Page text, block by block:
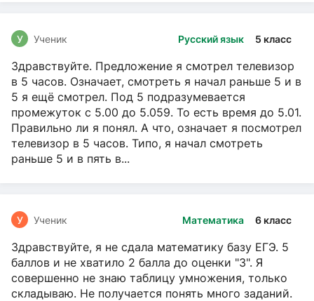
Русский язык 5 класс
У Ученик
Здравствуйте. Предложение я смотрел телевизор
в 5 часов. Означает, смотреть я начал раньше 5 и в
5 я ещё смотрел. Под 5 подразумевается
промежуток с 5.00 до 5.059. То есть время до 5.01.
Правильно ли я понял. А что, означает я посмотрел
телевизор в 5 часов. Типо, я начал смотреть
раньше 5 и в пять в...
Математика 6 класс
У Ученик
Здравствуйте, я не сдала математику базу ЕГЭ. 5
баллов и не хватило 2 балла до оценки "3". Я
совершенно не знаю таблицу умножения, только
складываю. Не получается понять много заданий.